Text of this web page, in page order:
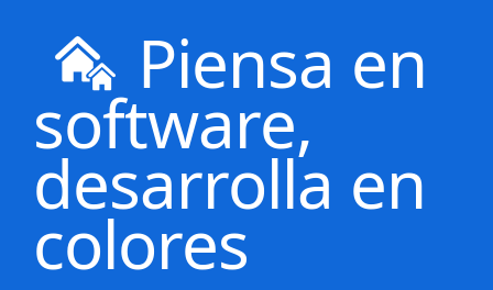
Piensa en
software,
desarrolla en
colores